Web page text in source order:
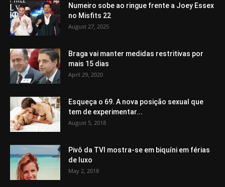
Numeiro sobe ao ringue frente a Joey Essex
no Misfits 22
August 27, 2025
Braga vai manter medidas restritivas por
mais 15 dias
April 29, 2020
Esqueça o 69. A nova posição sexual que
tem de experimentar...
August 5, 2018
Pivô da TVI mostra-se em biquíni em férias
de luxo
May 2, 2018